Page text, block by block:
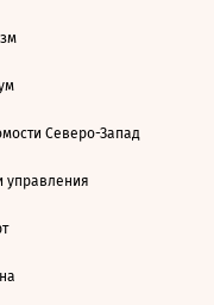
Северо-Запад
управления